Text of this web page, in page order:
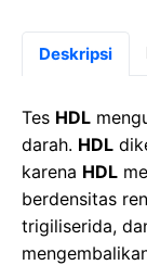
c
b
o
o
k
st
d
o
n
Deskripsi
Tes HDL
darah. HDL
karena HDL
berdensitas
trigiliserida,